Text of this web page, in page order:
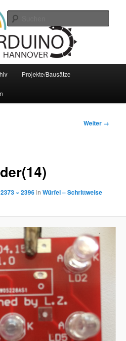
Projekte/Bausätze
Weiter →
2373 × 2396inWürfel – Schrittweise